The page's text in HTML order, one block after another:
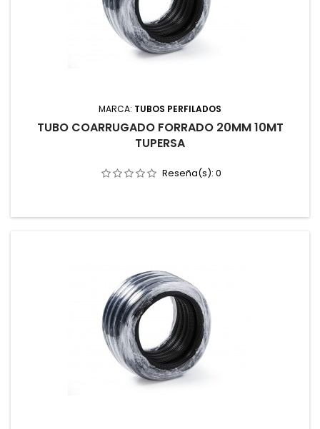
MARCA: TUBOS PERFILADOS
TUBO COARRUGADO FORRADO 20MM 10MT
TUPERSA
Reseña(s): 0